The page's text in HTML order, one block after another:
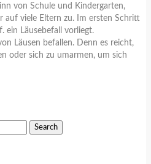
von Schule und Kindergarten,
auf viele Eltern zu. Im ersten Schritt
ein Läusebefall vorliegt.
Läusen befallen. Denn es reicht,
oder sich zu umarmen, um sich